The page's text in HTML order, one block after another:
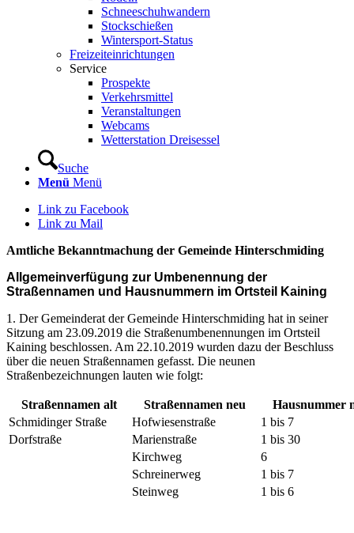
Schneeschuhwandern
Stockschießen
Wintersport-Status
Freizeit­einrichtungen
Service
Prospekte
Verkehrsmittel
Veranstaltungen
Webcams
Wetterstation Dreisessel
Suche
Menü Menü
Link zu Facebook
Link zu Mail
Amtliche Bekanntmachung der Gemeinde Hinterschmiding
Allgemeinverfügung zur Umbenennung der
Straßennamen und Hausnummern im Ortsteil Kaining
1. Der Gemeinderat der Gemeinde Hinterschmiding hat in seiner
Sitzung am 23.09.2019 die Straßenumbenennungen im Ortsteil
Kaining beschlossen. Am 22.10.2019 wurden dazu der Beschluss
über die neuen Straßennamen gefasst. Die neunen
Straßenbezeichnungen lauten wie folgt:
Straßennamen alt Straßennamen neu
Hausnummer
Schmidinger Straße
Hofwiesenstraße
1 bis 7
Dorfstraße
Marienstraße
1 bis 30
Kirchweg
6
Schreinerweg
1 bis 7
Steinweg
1 bis 6